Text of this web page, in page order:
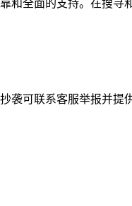
和全面的支持。在搜
袭可联系客服举报并提